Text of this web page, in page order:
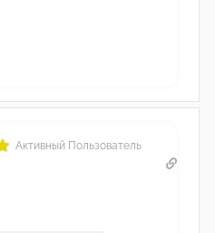
Активный Пользователь